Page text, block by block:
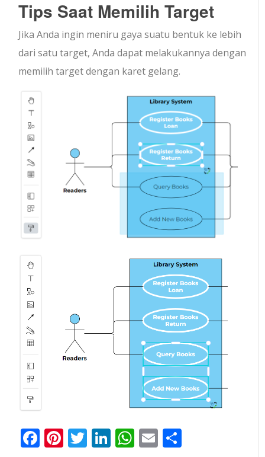
Tips Saat Memilih Target
Jika Anda ingin meniru gaya suatu bentuk ke lebih
dari satu target, Anda dapat melakukannya dengan
memilih target dengan karet gelang.
Facebook
Pinterest
Twitter
LinkedIn
WhatsApp
Email